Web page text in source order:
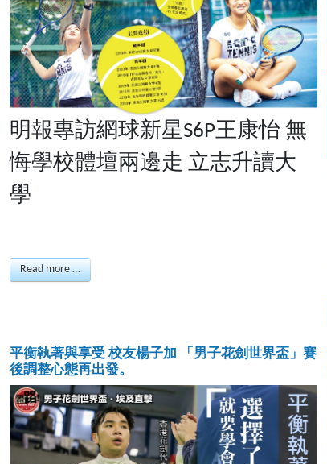
明報專訪網球新星S6P王康怡 無
悔學校體壇兩邊走 立志升讀大
學
Read more …
平衡執著與享受 校友楊子加 「男子花劍世界盃」賽
後調整心態再出發。